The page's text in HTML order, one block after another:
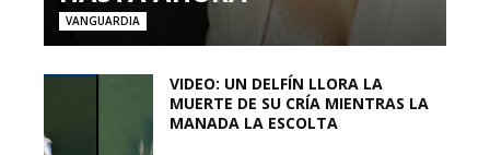
VANGUARDIA
VIDEO: UN DELFÍN LLORA LA
MUERTE DE SU CRÍA MIENTRAS LA
MANADA LA ESCOLTA